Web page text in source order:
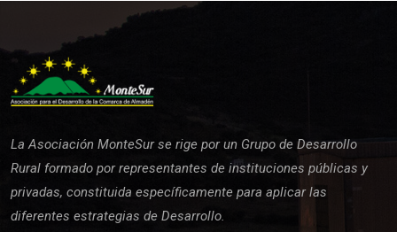
La Asociación MonteSur se rige por un Grupo de Desarrollo
Rural formado por representantes de instituciones públicas y
privadas, constituida específicamente para aplicar las
diferentes estrategias de Desarrollo.